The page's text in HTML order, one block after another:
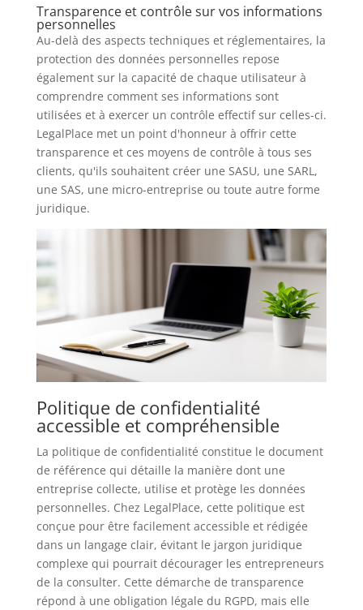
Transparence et contrôle sur vos informations
personnelles
Au-delà des aspects techniques et réglementaires, la
protection des données personnelles repose
également sur la capacité de chaque utilisateur à
comprendre comment ses informations sont
utilisées et à exercer un contrôle effectif sur celles-ci.
LegalPlace met un point d'honneur à offrir cette
transparence et ces moyens de contrôle à tous ses
clients, qu'ils souhaitent créer une SASU, une SARL,
une SAS, une micro-entreprise ou toute autre forme
juridique.
Politique de confidentialité
accessible et compréhensible
La politique de confidentialité constitue le document
de référence qui détaille la manière dont une
entreprise collecte, utilise et protège les données
personnelles. Chez LegalPlace, cette politique est
conçue pour être facilement accessible et rédigée
dans un langage clair, évitant le jargon juridique
complexe qui pourrait décourager les entrepreneurs
de la consulter. Cette démarche de transparence
répond à une obligation légale du RGPD, mais elle